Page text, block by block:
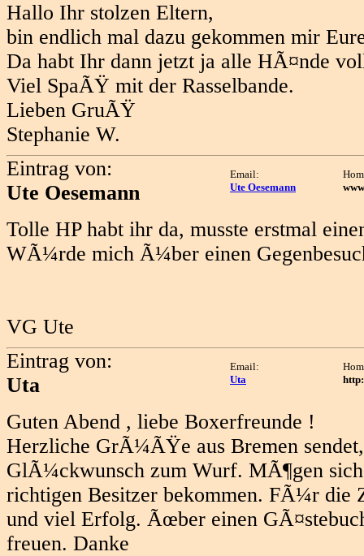
Hallo Ihr stolzen Eltern,
bin endlich mal dazu gekommen mir
Da habt Ihr dann jetzt ja alle HÃ¤nde
Viel SpaÃŸ mit der Rasselbande.
Lieben GruÃŸ
Stephanie W.
Eintrag von:
Ute Oesemann
Email:
Ute Oesemann
Tolle HP habt ihr da, musste erstmal
WÃ¼rde mich Ã¼ber einen
VG Ute
Eintrag von:
Uta
Email:
Uta
Guten Abend , liebe Boxerfreunde !
Herzliche GrÃ¼ÃŸe aus Bremen
GlÃ¼ckwunsch zum Wurf. MÃ¶gen
richtigen Besitzer bekommen. FÃ¼r die
und viel Erfolg. Ãœber einen
freuen. Danke